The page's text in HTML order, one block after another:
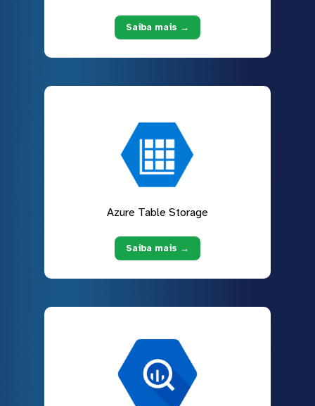
Saiba mais →
Azure Table Storage
Saiba mais →